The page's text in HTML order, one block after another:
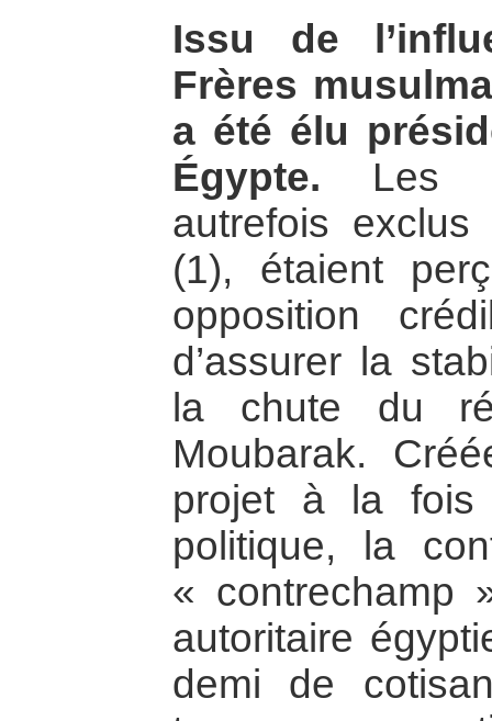
Issu de
Frères
a été élu
Égypte. Les
autrefois
(1), étaient
opposition
d’assurer la
la chute du
Moubarak.
projet à la fois
politique, la
« contrechamp
autoritaire
demi de